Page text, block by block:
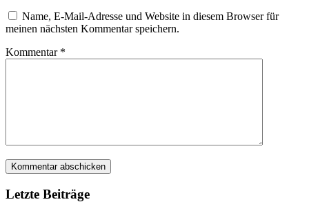
Name, E-Mail-Adresse und Website in diesem Browser für
meinen nächsten Kommentar speichern.
Kommentar *
Letzte Beiträge